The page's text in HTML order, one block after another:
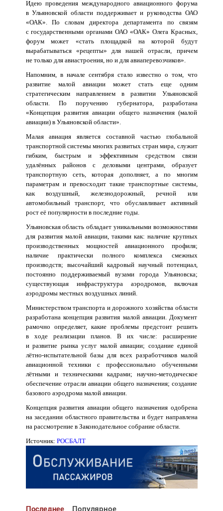
Идею проведения международного авиационного форума
в Ульяновской области поддерживает и руководства ОАО
«ОАК». По словам директора департамента по связям
с государственными органами ОАО «ОАК» Олега Красных,
форум может «стать площадкой на которой будут
вырабатываться «рецепты» для нашей отрасли, причем
не только для авиастроения, но и для авиаперевозчиков».
Напомним, в начале сентября стало известно о том, что
развитие малой авиации может стать еще одним
стратегическим направлением в развитии Ульяновской
области. По поручению губернатора, разработана
«Концепция развития авиации общего назначения (малой
авиации) в Ульяновской области».
Малая авиация является составной частью глобальной
транспортной системы многих развитых стран мира, служит
гибким, быстрым и эффективным средством связи
удалённых районов с деловыми центрами, образует
транспортную сеть, которая дополняет, а по многим
параметрам и превосходит такие транспортные системы,
как воздушный, железнодорожный, речной или
автомобильный транспорт, что обуславливает активный
рост её популярности в последние годы.
Ульяновская область обладает уникальными возможностями
для развития малой авиации, такими как: наличие крупных
производственных мощностей авиационного профиля;
наличие практически полного комплекса смежных
производств; высочайший кадровый научный потенциал,
постоянно поддерживаемый вузами города Ульяновска;
существующая инфраструктура аэродромов, включая
аэродромы местных воздушных линий.
Министерством транспорта и дорожного хозяйства области
разработана концепция развития малой авиации. Документ
рамочно определяет, какие проблемы предстоит решить
в ходе реализации планов. В их числе: расширение
и развитие рынка услуг малой авиации; создание единой
лётно-испытательной базы для всех разработчиков малой
авиационной техники с профессионально обученными
лётными и техническими кадрами; научно-методическое
обеспечение отрасли авиации общего назначения; создание
базового аэродрома малой авиации.
Концепция развития авиации общего назначения одобрена
на заседании областного правительства и будет направлена
на рассмотрение в Законодательное собрание области.
Источник: РОСБАЛТ
Последнее Популярное